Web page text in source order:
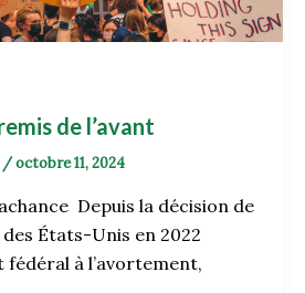
de l’avant
/octobre 11, 2024
Depuis la décision de
États-Unis en 2022
fédéral à l’avortement,